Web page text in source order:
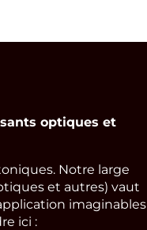
optiques et
Notre large
et autres) vaut
imaginables
ici :